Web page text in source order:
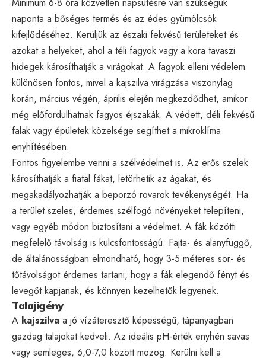
naponta a bőséges termés és az édes gyümölcsök
kifejlődéséhez. Kerüljük az északi fekvésű területeket és
azokat a helyeket, ahol a téli fagyok vagy a kora tavaszi
hidegek károsíthatják a virágokat. A fagyok elleni védelem
különösen fontos, mivel a kajszilva virágzása viszonylag
korán, március végén, április elején megkezdődhet, amikor
még előfordulhatnak fagyos éjszakák. A védett, déli fekvésű
falak vagy épületek közelsége segíthet a mikroklíma
enyhítésében.
Fontos figyelembe venni a szélvédelmet is. Az erős szelek
károsíthatják a fiatal fákat, letörhetik az ágakat, és
megakadályozhatják a beporzó rovarok tevékenységét. Ha
a terület szeles, érdemes szélfogó növényeket telepíteni,
vagy egyéb módon biztosítani a védelmet. A fák közötti
megfelelő távolság is kulcsfontosságú. Fajta- és alanyfüggő,
de általánosságban elmondható, hogy 3-5 méteres sor- és
tőtávolságot érdemes tartani, hogy a fák elegendő fényt és
levegőt kapjanak, és könnyen kezelhetők legyenek.
Talajigény
A kajszilva a jó vízáteresztő képességű, tápanyagban
gazdag talajokat kedveli. Az ideális pH-érték enyhén savas
vagy semleges, 6,0-7,0 között mozog. Kerülni kell a